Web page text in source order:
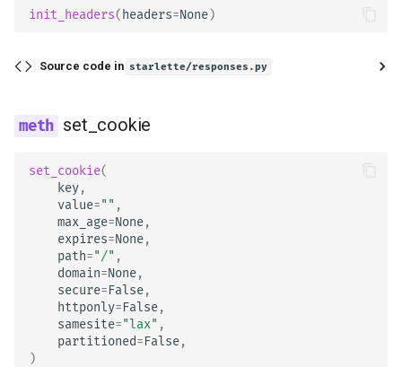
init_headers( headers=None)
Source code in starlette/responses.py
set_cookie
set_cookie(
key,
value="" ,
max_age=None,
expires=None,
path="/" ,
domain=None,
secure=False,
httponly=False,
samesite="lax" ,
partitioned=False,
)